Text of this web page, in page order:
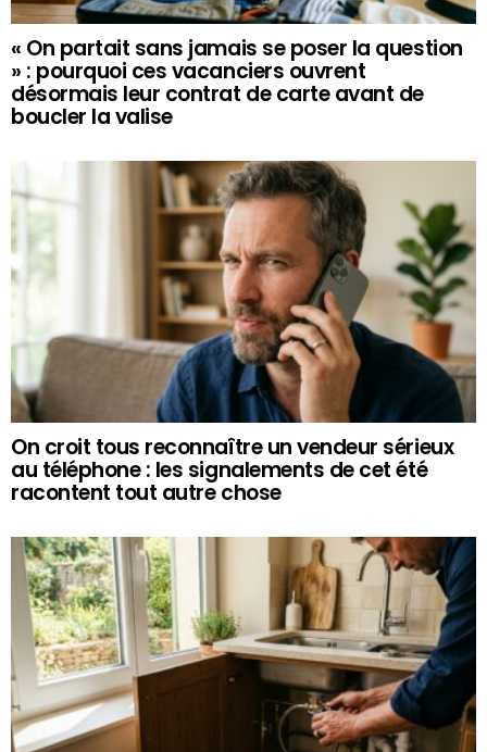
« On partait sans jamais se poser la question
» : pourquoi ces vacanciers ouvrent
désormais leur contrat de carte avant de
boucler la valise
On croit tous reconnaître un vendeur sérieux
au téléphone : les signalements de cet été
racontent tout autre chose